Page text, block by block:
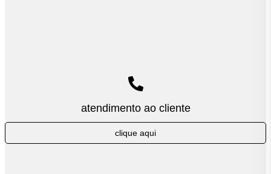
atendimento ao cliente
clique aqui